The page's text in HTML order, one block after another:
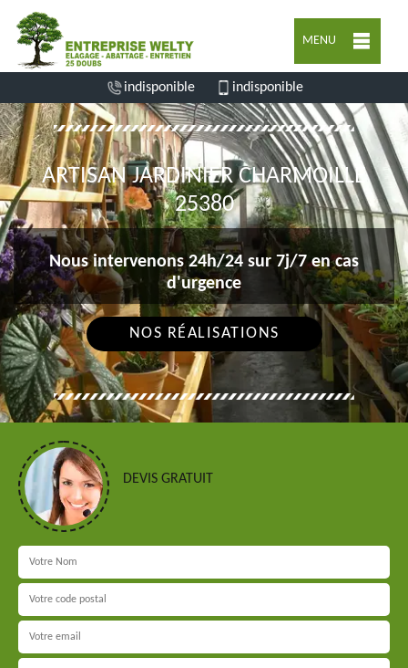
MENU
indisponible indisponible
ARTISAN JARDINIER CHARMOILLE
25380
Nous intervenons 24h/24 sur 7j/7 en cas
d'urgence
NOS RÉALISATIONS
DEVIS GRATUIT